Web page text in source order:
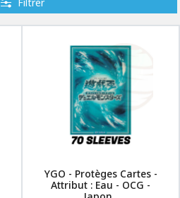
YGO - Protèges Cartes -
Attribut : Eau - OCG -